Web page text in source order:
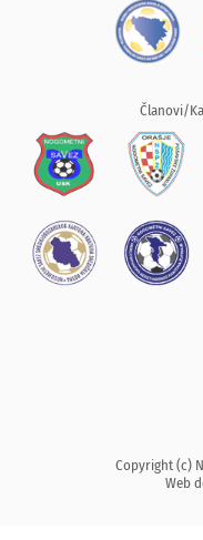
Članovi/
Copyright (c)
Web